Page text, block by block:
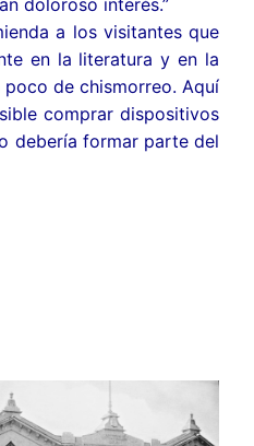
doloroso interés.”
a los visitantes que
en la literatura y en la
de chismorreo. Aquí
comprar dispositivos
debería formar parte del